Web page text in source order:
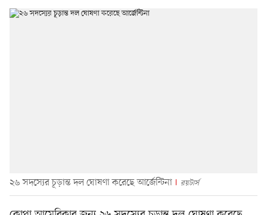
২৬ সদস্যের চূড়ান্ত দল ঘোষণা করেছে আর্জেন্টিনা রয়টার্স